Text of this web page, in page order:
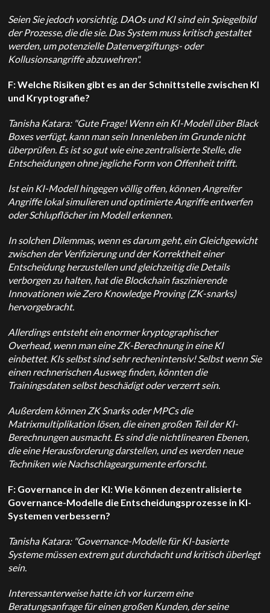
Seien Sie jedoch vorsichtig. DAOs und KI sind ein Spiegelbild
der Prozesse, die diesie. Das System muss kritisch gestaltet
werden, um potenzielle Datenvergiftungs- oder
Kollusionsangriffe abzuwehren".
F: Welche Risiken gibt es an der Schnittstelle zwischen KI
und Kryptografie?
Tanisha Katara: "Gute Frage! Wenn ein KI-Modell über Black
Boxes verfügt, kann man sein Innenleben im Grunde nicht
überprüfen. Es ist so gut wie eine zentralisierte Stelle, die
Entscheidungen ohne jegliche Form von Offenheit trifft.
Ist ein KI-Modell hingegen völlig offen, können Angreifer
Angriffe lokal simulieren und optimierte Angriffe entwerfen
oder Schlupflöcher im Modell erkennen.
In solchen Dilemmas, wenn es darum geht, ein Gleichgewicht
zwischen der Verifizierung und der Korrektheit einer
Entscheidung herzustellen und gleichzeitig die Details
verborgen zu halten, hat die Blockchain faszinierende
Innovationen wie Zero Knowledge Proving (ZK-snarks)
hervorgebracht.
Allerdings entsteht ein enormer kryptographischer
Overhead, wenn man eine ZK-Berechnung in eine KI
einbettet. KIs selbst sind sehr rechenintensiv! Selbst wenn Sie
einen rechnerischen Ausweg finden, könnten die
Trainingsdaten selbst beschädigt oder verzerrt sein.
Außerdem können ZK Snarks oder MPCs die
Matrixmultiplikation lösen, die einen großen Teil der KI-
Berechnungen ausmacht. Es sind die nichtlinearen Ebenen,
die eine Herausforderung darstellen, und es werden neue
Techniken wie Nachschlageargumente erforscht.
F: Governance in der KI: Wie können dezentralisierte
Governance-Modelle die Entscheidungsprozesse in KI-
Systemen verbessern?
Tanisha Katara: "Governance-Modelle für KI-basierte
Systeme müssen extrem gut durchdacht und kritisch überlegt
sein.
Interessanterweise hatte ich vor kurzem eine
Beratungsanfrage für einen großen Kunden, der seine